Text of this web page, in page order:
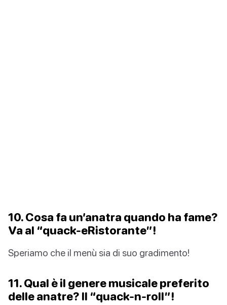
10. Cosa fa un’anatra quando ha fame?
Va al “quack-eRistorante”!
Speriamo che il menù sia di suo gradimento!
11. Qual è il genere musicale preferito
delle anatre? Il “quack-n-roll”!